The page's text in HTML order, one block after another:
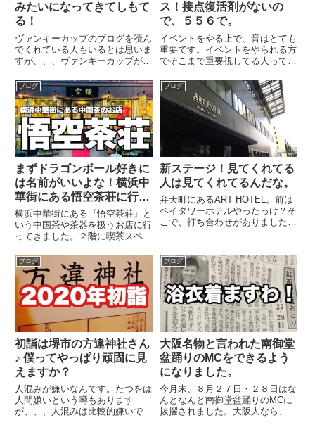
みたいになってきてしもて
る！
ヴァンキーカップのブログを読ん
でくれている人もいるとは思いま
すが、、、ヴァンキーカップが中
るいろんな人には連絡したけど、
キャンセルし忘れていたも
の、、、それがこのヴァンキーT
シャツです。いやいや、、、ほん
まに箱...
ス！接点復活剤がないの
で、５５６で。
イベントをやる上で、音はとても
重要です。イベントをやられる方
でそこまで重要視してる人って少
持って音出してるなぁ〜って人、
ほんまに少ないもん。僕はiPadを
サンプラーにして使ってるんです
が、、、最近、ジャック部分...
ブログ
まずドラゴンボール好きに
は名前がいいよな！横浜中
華街にある悟空茶荘に行っ
てきた！
横浜中華街にある『悟空茶荘』と
いう中国茶や茶器を扱うお店に行
ってきました。２階に喫茶スペー
ってことで、中国茶を体験できな
かったことだけが残念。とはい
え、これはまた行くきっかけがで
きたので、良しとしよう。
ブログ
新ステージ！見てくれてる
人は見てくれてるんだな。
弁天町にあるART HOTEL。前は
ベイタワーホテルやったっけ？そ
こで、打ち合わせがありました。
いろいろあるけど、やっぱり見て
くれてる人は見てくれてるなって
思う。今までそんな話を振...
ブログ
初詣は堺市の方違神社さん
♪ 僕ってやっぱり頑固に見
えますか？
人混みが嫌いなんです。たつをは
人間嫌いという噂もあります
が、、、人混みは比較的嫌いで
ブログ
大阪名物と言われた南御堂
盆踊りのMCをできるよう
になりました。
今月末、８月２７日・２８日はな
んとなんと南御堂盆踊りのMCに
抜擢されました。大阪人なら、大